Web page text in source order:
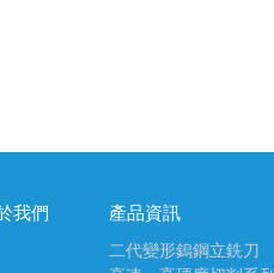
我們 產品資訊
二代變形鎢鋼立銑刀